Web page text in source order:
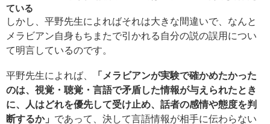
ている
しかし、平野先生によればそれは大きな間違いで、なんと
メラビアン自身もちまたで引かれる自分の説の誤用につい
て明言しているのです。
平野先生によれば、
「メラビアンが実験で確かめたかった
のは、視覚・聴覚・言語で矛盾した情報が与えられたとき
に、人はどれを優先して受け止め、話者の感情や態度を判
断するか」 であって、決して言語情報が相手に伝わらない